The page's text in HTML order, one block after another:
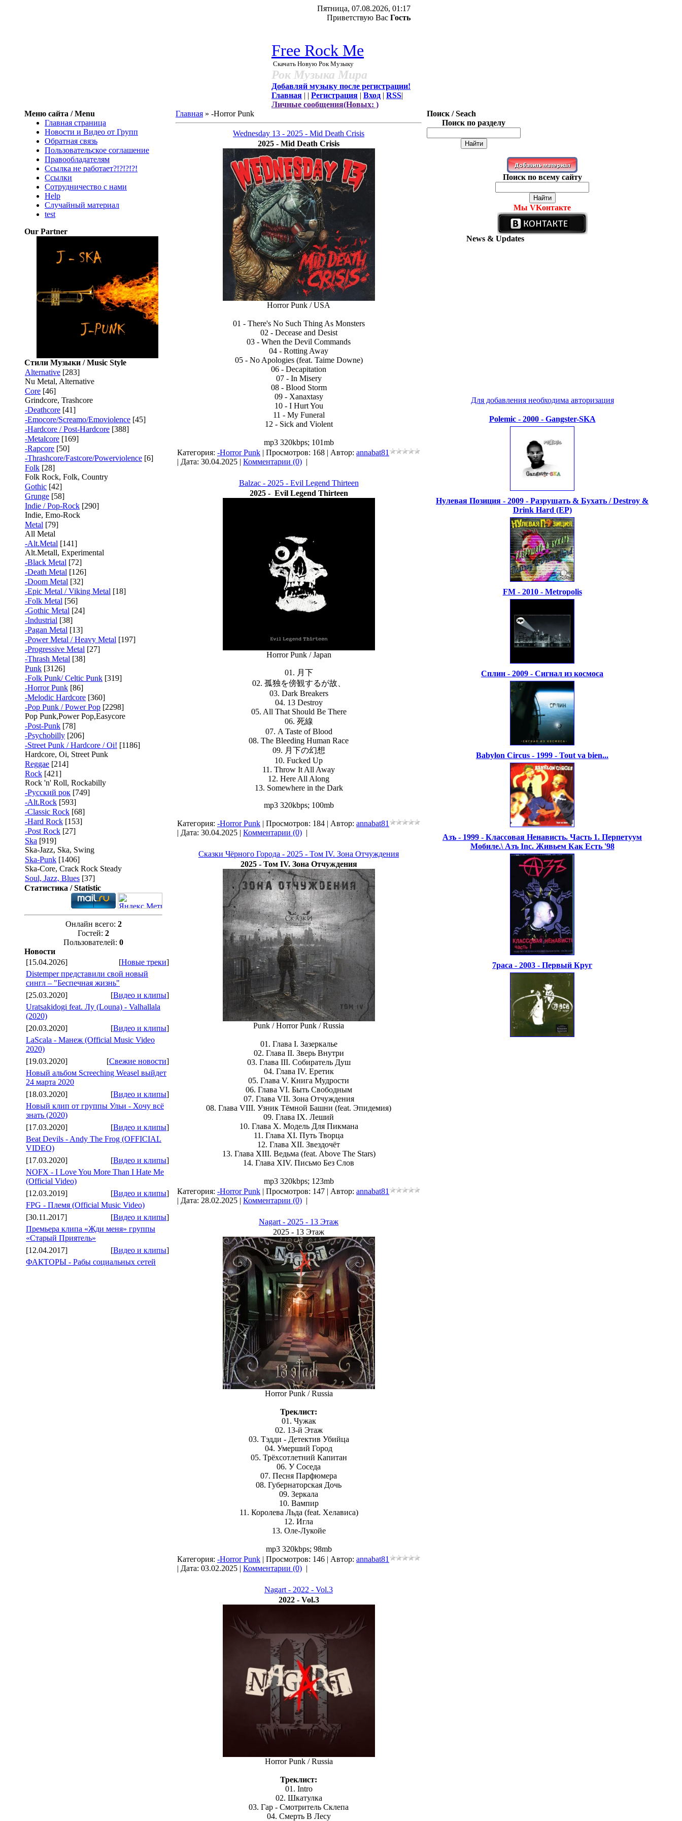
Пятница, 07.08.2026, 01:17
Приветствую Вас Гость
Free Rock Me
Скачать Новую Рок Музыку
Рок Музыка Мира
Добавляй музыку после регистрации!
Главная | | Регистрация | Вход | RSS|
Личные сообщения(Новых: )
Меню сайта / Menu
Главная страница
Новости и Видео от Групп
Обратная связь
Пользовательское соглашение
Правообладателям
Ссылка не работает?!?!?!?!
Ссылки
Сотрудничество с нами
Help
Cлучайный материал
test
Our Partner
Стили Музыки / Music Style
Alternative [283]
Nu Metal, Alternative
Core [46]
Grindcore, Trashcore
-Deathcore [41]
-Emocore/Screamo/Emoviolence [45]
-Hardcore / Post-Hardcore [388]
-Metalcore [169]
-Rapcore [50]
-Thrashcore/Fastcore/Powerviolence [6]
Folk [28]
Folk Rock, Folk, Country
Gothic [42]
Grunge [58]
Indie / Pop-Rock [290]
Indie, Emo-Rock
Metal [79]
All Metal
-Alt.Metal [141]
Alt.Metall, Experimental
-Black Metal [72]
-Death Metal [126]
-Doom Metal [32]
-Epic Metal / Viking Metal [18]
-Folk Metal [56]
-Gothic Metal [24]
-Industrial [38]
-Pagan Metal [13]
-Power Metal / Heavy Metal [197]
-Progressive Metal [27]
-Thrash Metal [38]
Punk [3126]
-Folk Punk/ Celtic Punk [319]
-Horror Punk [86]
-Melodic Hardcore [360]
-Pop Punk / Power Pop [2298]
Pop Punk,Power Pop,Easycore
-Post-Punk [78]
-Psychobilly [206]
-Street Punk / Hardcore / Oi! [1186]
Hardcore, Oi, Street Punk
Reggae [214]
Rock [421]
Rock 'n' Roll, Rockabilly
-Русский рок [749]
-Alt.Rock [593]
-Classic Rock [68]
-Hard Rock [153]
-Post Rock [27]
Ska [919]
Ska-Jazz, Ska, Swing
Ska-Punk [1406]
Ska-Core, Crack Rock Steady
Soul, Jazz, Blues [37]
Статистика / Statistic
Онлайн всего: 2
Гостей: 2
Пользователей: 0
Новости
[15.04.2026]
[Новые треки]
Distemper представили свой новый
сингл – "Беспечная жизнь"
[25.03.2020]
[Видео и клипы]
Uratsakidogi feat. Лу (Louna) - Valhallala
(2020)
[20.03.2020]
[Видео и клипы]
LaScala - Манеж (Official Music Video
2020)
[19.03.2020]
[Свежие новости]
Новый альбом Screeching Weasel выйдет
24 марта 2020
[18.03.2020]
[Видео и клипы]
Новый клип от группы Ульи - Хочу всё
знать (2020)
[17.03.2020]
[Видео и клипы]
Beat Devils - Andy The Frog (OFFICIAL
VIDEO)
[17.03.2020]
[Видео и клипы]
NOFX - I Love You More Than I Hate Me
(Official Video)
[12.03.2019]
[Видео и клипы]
FPG - Племя (Official Music Video)
[30.11.2017]
[Видео и клипы]
Премьера клипа «Жди меня» группы
«Старый Приятель»
[12.04.2017]
[Видео и клипы]
ФАКТОРЫ - Рабы социальных сетей
Главная » -Horror Punk
Wednesday 13 - 2025 - Mid Death Crisis
2025 - Mid Death Crisis
Horror Punk / USA
01 - There's No Such Thing As Monsters
02 - Decease and Desist
03 - When the Devil Commands
04 - Rotting Away
05 - No Apologies (feat. Taime Downe)
06 - Decapitation
07 - In Misery
08 - Blood Storm
09 - Xanaxtasy
10 - I Hurt You
11 - My Funeral
12 - Sick and Violent
mp3 320kbps; 101mb
Категория: -Horror Punk | Просмотров: 168 | Автор: annabat81
| Дата: 30.04.2025 | Комментарии (0) |
Balzac - 2025 - Evil Legend Thirteen
2025 - Evil Legend Thirteen
Horror Punk / Japan
01. 月下
02. 孤独を傍観するが故、
03. Dark Breakers
04. 13 Destroy
05. All That Should Be There
06. 死線
07. A Taste of Blood
08. The Bleeding Human Race
09. 月下の幻想
10. Fucked Up
11. Throw It All Away
12. Here All Along
13. Somewhere in the Dark
mp3 320kbps; 100mb
Категория: -Horror Punk | Просмотров: 184 | Автор: annabat81
| Дата: 30.04.2025 | Комментарии (0) |
Сказки Чёрного Города - 2025 - Том IV. Зона Отчуждения
2025 - Том IV. Зона Отчуждения
Punk / Horror Punk / Russia
01. Глава I. Зазеркалье
02. Глава II. Зверь Внутри
03. Глава III. Собиратель Душ
04. Глава IV. Еретик
05. Глава V. Книга Мудрости
06. Глава VI. Быть Свободным
07. Глава VII. Зона Отчуждения
08. Глава VIII. Узник Тёмной Башни (feat. Эпидемия)
09. Глава IX. Леший
10. Глава X. Модель Для Пикмана
11. Глава XI. Путь Творца
12. Глава XII. Звездочёт
13. Глава XIII. Ведьма (feat. Above The Stars)
14. Глава XIV. Письмо Без Слов
mp3 320kbps; 123mb
Категория: -Horror Punk | Просмотров: 147 | Автор: annabat81
| Дата: 28.02.2025 | Комментарии (0) |
Nagart - 2025 - 13 Этаж
2025 - 13 Этаж
Horror Punk / Russia
Треклист:
01. Чужак
02. 13-й Этаж
03. Тэдди - Детектив Убийца
04. Умерший Город
05. Трёхсотлетний Капитан
06. У Соседа
07. Песня Парфюмера
08. Губернаторская Дочь
09. Зеркала
10. Вампир
11. Королева Льда (feat. Хелависа)
12. Игла
13. Оле-Лукойе
mp3 320kbps; 98mb
Категория: -Horror Punk | Просмотров: 146 | Автор: annabat81
| Дата: 03.02.2025 | Комментарии (0) |
Nagart - 2022 - Vol.3
2022 - Vol.3
Horror Punk / Russia
Треклист:
01. Intro
02. Шкатулка
03. Гар - Смотритель Склепа
04. Смерть В Лесу
Поиск / Seach
Поиск по разделу
Поиск по всему сайту
Мы VKонтакте
News & Updates
Для добавления необходима авторизация
Polemic - 2000 - Gangster-SKA
Нулевая Позиция - 2009 - Разрушать & Бухать / Destroy &
Drink Hard (EP)
FM - 2010 - Metropolis
Сплин - 2009 - Сигнал из космоса
Babylon Circus - 1999 - Tout va bien...
Азъ - 1999 - Классовая Ненависть. Часть 1. Перпетуум
Мобиле.\ Азъ Inc. Живьем Как Есть '98
7раса - 2003 - Первый Круг